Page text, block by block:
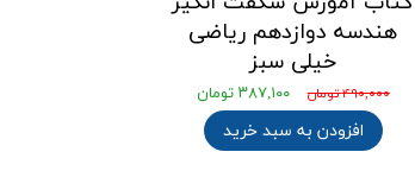
هندسه دوازدهم ریاضی
خیلی سبز
۴۹۰,۰۰۰ تومان ۳۸۷,۱۰۰ تومان
افزودن به سبد خرید